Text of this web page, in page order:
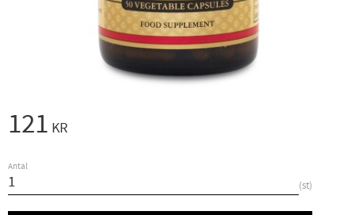
121 KR
Antal
st